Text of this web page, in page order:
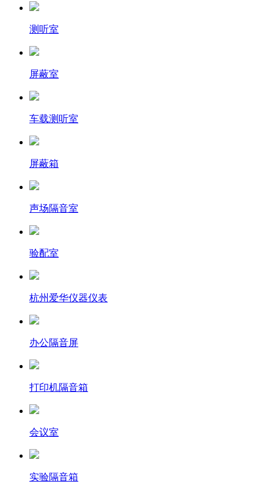
测听室
屏蔽室
车载测听室
屏蔽箱
声场隔音室
验配室
杭州爱华仪器仪表
办公隔音屏
打印机隔音箱
会议室
实验隔音箱